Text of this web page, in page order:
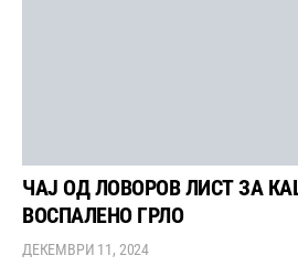
ЧАЈ ОД ЛОВОРОВ ЛИСТ ЗА
ВОСПАЛЕНО ГРЛО
ДЕКЕМВРИ 11, 2024